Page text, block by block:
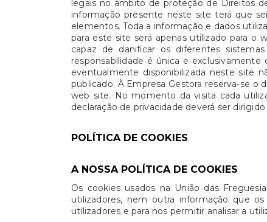
legais no âmbito de proteção de Direitos
informação presente neste site terá que
elementos. Toda a informação e dados
para este site será apenas utilizado para
capaz de danificar os diferentes
responsabilidade é única e
eventualmente disponibilizada neste site
publicado. À Empresa Gestora reserva-se
web site. No momento da visita cada
declaração de privacidade deverá ser
POLÍTICA DE COOKIES
A NOSSA POLÍTICA DE COOKIES
Os cookies usados na União das
utilizadores, nem outra informação que
utilizadores e para nos permitir analisar a